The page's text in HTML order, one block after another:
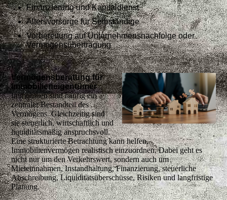
Finanzierung und Kapitaldienst
Altersvorsorge für Selbständige
Vorbereitung auf Unternehmensnachfolge oder
Vermögensübertragung
Vermögensberatung für
Immobilieneigentümer
Immobilien sind häufig ein
zentraler Bestandteil des
Vermögens. Gleichzeitig sind
sie steuerlich, wirtschaftlich und
liquiditätsmäßig anspruchsvoll.
Eine strukturierte Betrachtung kann helfen,
Immobilienvermögen realistisch einzuordnen. Dabei geht es
nicht nur um den Verkehrswert, sondern auch um
Mieteinnahmen, Instandhaltung, Finanzierung, steuerliche
Abschreibung, Liquiditätsüberschüsse, Risiken und langfristige
Planung.